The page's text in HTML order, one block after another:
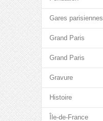
Gares parisiennes
Grand Paris
Grand Paris
Gravure
Histoire
Île-de-France